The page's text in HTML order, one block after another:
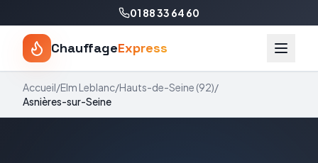
01 88 33 64 60
ChauffageExpress
Accueil/Elm Leblanc/Hauts-de-Seine (92)/
Asnières-sur-Seine